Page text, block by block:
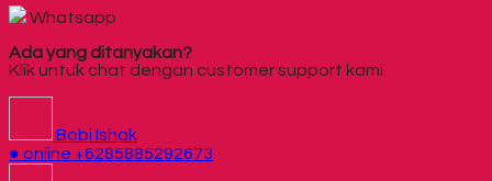
Whatsapp
Ada yang ditanyakan?
Klik untuk chat dengan customer support kami
Bobi Ishak
● online +6285885292673